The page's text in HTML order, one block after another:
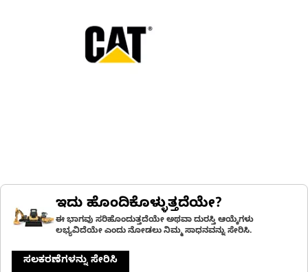
ಇದು ಹೊಂದಿಕೊಳ್ಳುತ್ತದೆಯೇ?
ಈ ಭಾಗವು ಸರಿಹೊಂದುತ್ತದೆಯೇ ಅಥವಾ ದುರಸ್ತಿ ಆಯ್ಕೆಗಳು
ಲಭ್ಯವಿದೆಯೇ ಎಂದು ನೋಡಲು ನಿಮ್ಮ ಸಾಧನವನ್ನು ಸೇರಿಸಿ.
ಸಲಕರಣೆಗಳನ್ನು ಸೇರಿಸಿ